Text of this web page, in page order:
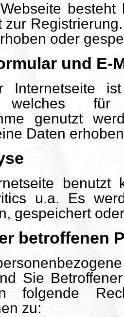
zur
oder
und E-
Internetseite
welches
genutzt
Daten
benutzt
u.a. Es
gespeichert
betroffenen
Sie
folgende
zu: